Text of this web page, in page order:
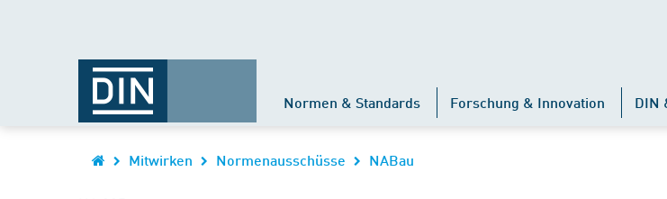
Normen & Standards Forschung & Innovation DIN
Mitwirken Normenausschüsse NABau